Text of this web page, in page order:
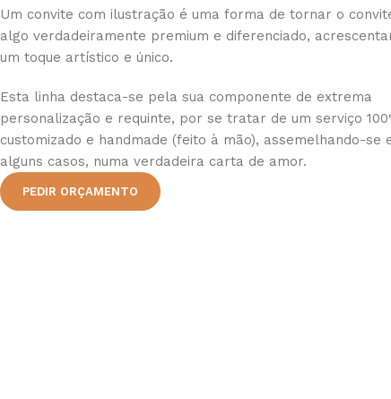
Um convite com ilustração é uma forma de tornar o
algo verdadeiramente premium e diferenciado,
um toque artístico e único.
Esta linha destaca-se pela sua componente de extrema
personalização e requinte, por se tratar de um serviço
customizado e handmade (feito à mão), assemelhando-se
alguns casos, numa verdadeira carta de amor.
PEDIR ORÇAMENTO